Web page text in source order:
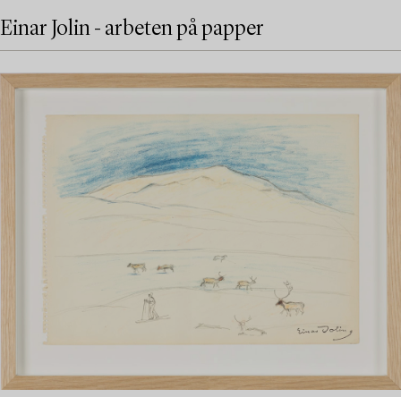
Einar Jolin - arbeten på papper